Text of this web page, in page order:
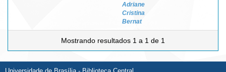
Adriane
Cristina
Bernat
Mostrando resultados 1 a 1 de 1
Universidade de Brasília - Biblioteca Central